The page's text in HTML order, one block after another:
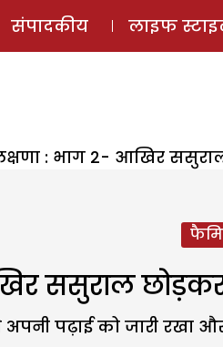
संपादकीय लाइफ
: भाग 2- आखिर
ससुराल
पढ़ाई को जारी रखा